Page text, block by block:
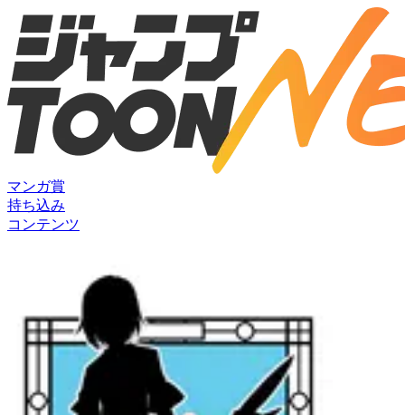
マンガ賞
持ち込み
コンテンツ